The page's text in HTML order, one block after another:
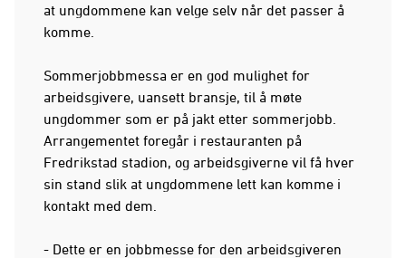
at ungdommene kan velge selv når det passer å
komme.
Sommerjobbmessa er en god mulighet for
arbeidsgivere, uansett bransje, til å møte
ungdommer som er på jakt etter sommerjobb.
Arrangementet foregår i restauranten på
Fredrikstad stadion, og arbeidsgiverne vil få hver
sin stand slik at ungdommene lett kan komme i
kontakt med dem.
- Dette er en jobbmesse for den arbeidsgiveren